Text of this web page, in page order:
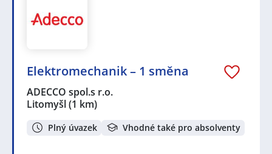
Elektromechanik – 1 směna
ADECCO spol.s r.o.
Litomyšl(1 km)
Plný úvazek Vhodné také pro absolventy